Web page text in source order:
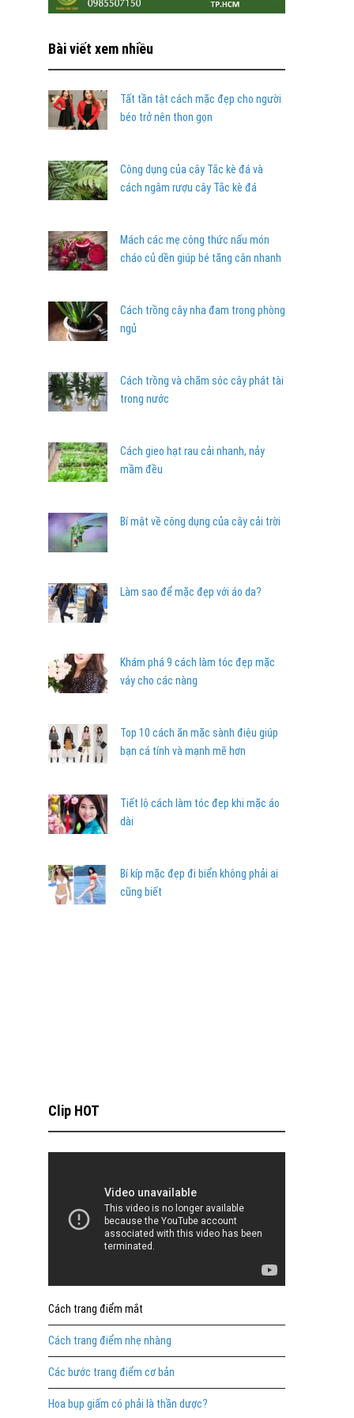
Bài viết xem nhiều
Tất tần tật cách mặc đẹp cho người
béo trở nên thon gọn
Công dụng của cây Tắc kè đá và
cách ngâm rượu cây Tắc kè đá
Mách các mẹ công thức nấu món
cháo củ dền giúp bé tăng cân nhanh
Cách trồng cây nha đam trong phòng
ngủ
Cách trồng và chăm sóc cây phát tài
trong nước
Cách gieo hạt rau cải nhanh, nảy
mầm đều
Bí mật về công dụng của cây cải trời
Làm sao để mặc đẹp với áo da?
Khám phá 9 cách làm tóc đẹp mặc
váy cho các nàng
Top 10 cách ăn mặc sành điệu giúp
bạn cá tính và mạnh mẽ hơn
Tiết lộ cách làm tóc đẹp khi mặc áo
dài
Bí kíp mặc đẹp đi biển không phải ai
cũng biết
Clip HOT
Cách trang điểm mắt
Cách trang điểm nhẹ nhàng
Các bước trang điểm cơ bản
Hoa bụp giấm có phải là thần dược?